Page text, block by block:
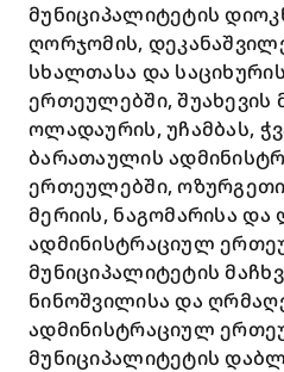
მუნიციპალიტეტის
ღორჯომის,
სხალთასა და
ერთეულებში, შუახევის
ოლადაურის, უჩამბას,
ბარათაულის
ერთეულებში,
მერიის, ნაგომარისა და
ადმინისტრაციულ
მუნიციპალიტეტის
ნინოშვილისა და
ადმინისტრაციულ
მუნიციპალიტეტის